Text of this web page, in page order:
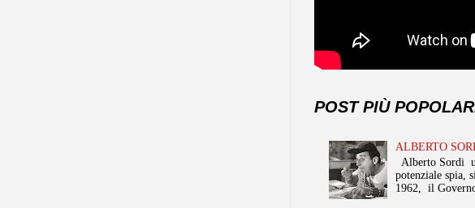
POST PIÙ
ALBERTO
Alberto Sordi
potenziale spia,
1962, il